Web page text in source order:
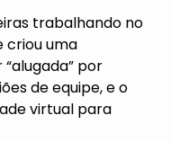
trabalhando no
criou uma
por
de equipe, e o
virtual para